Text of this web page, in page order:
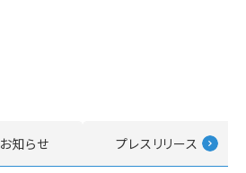
お知らせ プレスリリース